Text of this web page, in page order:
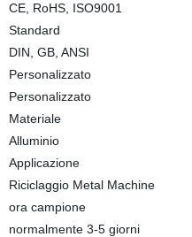
CE, RoHS, ISO9001
Standard
DIN, GB, ANSI
Personalizzato
Personalizzato
Materiale
Alluminio
Applicazione
Riciclaggio Metal Machine
ora campione
normalmente 3-5 giorni